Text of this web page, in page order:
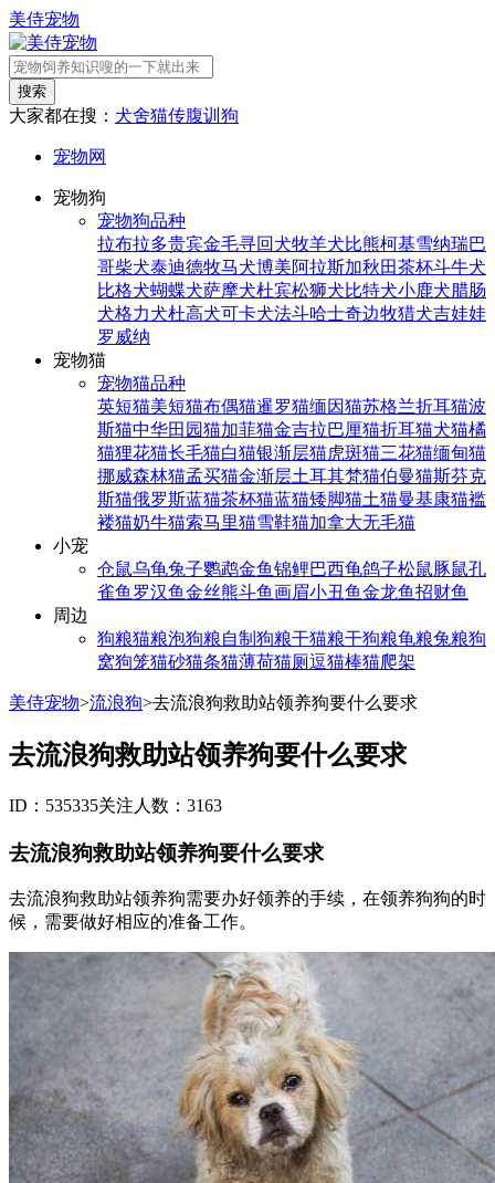
美侍宠物
搜索
大家都在搜： 犬舍猫传腹训狗
宠物网
宠物狗
宠物狗品种
拉布拉多贵宾金毛寻回犬牧羊犬比熊柯基雪纳瑞巴
哥柴犬泰迪德牧马犬博美阿拉斯加秋田茶杯斗牛犬
比格犬蝴蝶犬萨摩犬杜宾松狮犬比特犬小鹿犬腊肠
犬格力犬杜高犬可卡犬法斗哈士奇边牧猎犬吉娃娃
罗威纳
宠物猫
宠物猫品种
英短猫美短猫布偶猫暹罗猫缅因猫苏格兰折耳猫波
斯猫中华田园猫加菲猫金吉拉巴厘猫折耳猫犬猫橘
猫狸花猫长毛猫白猫银渐层猫虎斑猫三花猫缅甸猫
挪威森林猫孟买猫金渐层土耳其梵猫伯曼猫斯芬克
斯猫俄罗斯蓝猫茶杯猫蓝猫矮脚猫土猫曼基康猫褴
褛猫奶牛猫索马里猫雪鞋猫加拿大无毛猫
小宠
仓鼠乌龟兔子鹦鹉金鱼锦鲤巴西龟鸽子松鼠豚鼠孔
雀鱼 罗汉鱼金丝熊斗鱼画眉小丑鱼金龙鱼招财鱼
周边
狗粮猫粮泡狗粮自制狗粮干猫粮干狗粮龟粮兔粮狗
窝狗笼猫砂猫条猫薄荷猫厕逗猫棒猫爬架
美侍宠物>流浪狗>去流浪狗救助站领养狗要什么要求
去流浪狗救助站领养狗要什么要求
ID：535335关注人数：3163
去流浪狗救助站领养狗要什么要求
去流浪狗救助站领养狗需要办好领养的手续，在领养狗狗的时
候，需要做好相应的准备工作。